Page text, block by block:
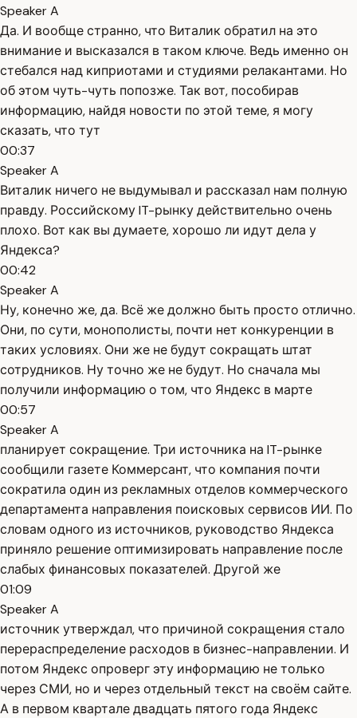
Speaker A
Да. И вообще странно, что Виталик обратил на это
внимание и высказался в таком ключе. Ведь именно он
стебался над киприотами и студиями релакантами. Но
об этом чуть-чуть попозже. Так вот, пособирав
информацию, найдя новости по этой теме, я могу
сказать, что тут
00:37
Speaker A
Виталик ничего не выдумывал и рассказал нам полную
правду. Российскому IT-рынку действительно очень
плохо. Вот как вы думаете, хорошо ли идут дела у
Яндекса?
00:42
Speaker A
Ну, конечно же, да. Всё же должно быть просто отлично.
Они, по сути, монополисты, почти нет конкуренции в
таких условиях. Они же не будут сокращать штат
сотрудников. Ну точно же не будут. Но сначала мы
получили информацию о том, что Яндекс в марте
00:57
Speaker A
планирует сокращение. Три источника на IT-рынке
сообщили газете Коммерсант, что компания почти
сократила один из рекламных отделов коммерческого
департамента направления поисковых сервисов ИИ. По
словам одного из источников, руководство Яндекса
приняло решение оптимизировать направление после
слабых финансовых показателей. Другой же
01:09
Speaker A
источник утверждал, что причиной сокращения стало
перераспределение расходов в бизнес-направлении. И
потом Яндекс опроверг эту информацию не только
через СМИ, но и через отдельный текст на своём сайте.
А в первом квартале двадцать пятого года Яндекс